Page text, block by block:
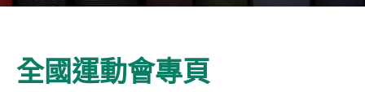
全國運動會專頁